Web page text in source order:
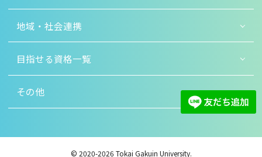
地域・社会連携
目指せる資格一覧
その他
© 2020-2026 Tokai Gakuin University.